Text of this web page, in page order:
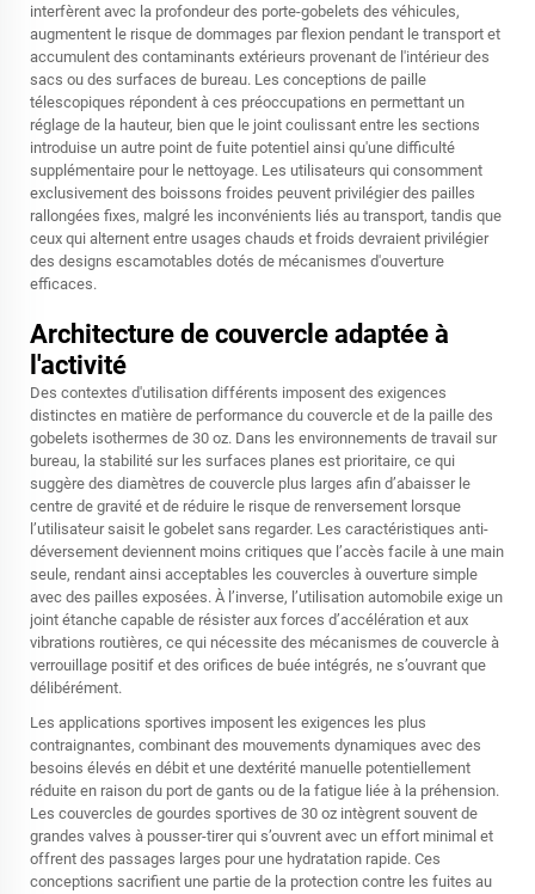
interfèrent avec la profondeur des porte-gobelets des véhicules,
augmentent le risque de dommages par flexion pendant le transport et
accumulent des contaminants extérieurs provenant de l'intérieur des
sacs ou des surfaces de bureau. Les conceptions de paille
télescopiques répondent à ces préoccupations en permettant un
réglage de la hauteur, bien que le joint coulissant entre les sections
introduise un autre point de fuite potentiel ainsi qu'une difficulté
supplémentaire pour le nettoyage. Les utilisateurs qui consomment
exclusivement des boissons froides peuvent privilégier des pailles
rallongées fixes, malgré les inconvénients liés au transport, tandis que
ceux qui alternent entre usages chauds et froids devraient privilégier
des designs escamotables dotés de mécanismes d'ouverture
efficaces.
Architecture de couvercle adaptée à
l'activité
Des contextes d'utilisation différents imposent des exigences
distinctes en matière de performance du couvercle et de la paille des
gobelets isothermes de 30 oz. Dans les environnements de travail sur
bureau, la stabilité sur les surfaces planes est prioritaire, ce qui
suggère des diamètres de couvercle plus larges afin d’abaisser le
centre de gravité et de réduire le risque de renversement lorsque
l’utilisateur saisit le gobelet sans regarder. Les caractéristiques anti-
déversement deviennent moins critiques que l’accès facile à une main
seule, rendant ainsi acceptables les couvercles à ouverture simple
avec des pailles exposées. À l’inverse, l’utilisation automobile exige un
joint étanche capable de résister aux forces d’accélération et aux
vibrations routières, ce qui nécessite des mécanismes de couvercle à
verrouillage positif et des orifices de buée intégrés, ne s’ouvrant que
délibérément.
Les applications sportives imposent les exigences les plus
contraignantes, combinant des mouvements dynamiques avec des
besoins élevés en débit et une dextérité manuelle potentiellement
réduite en raison du port de gants ou de la fatigue liée à la préhension.
Les couvercles de gourdes sportives de 30 oz intègrent souvent de
grandes valves à pousser-tirer qui s’ouvrent avec un effort minimal et
offrent des passages larges pour une hydratation rapide. Ces
conceptions sacrifient une partie de la protection contre les fuites au